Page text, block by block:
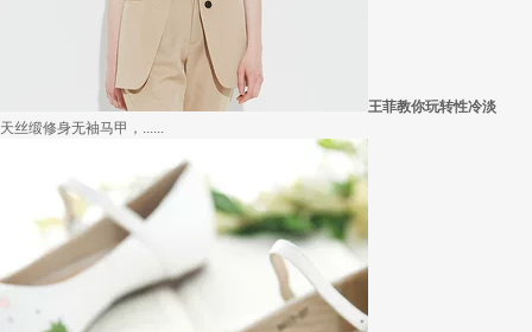
在买衣服的时候，我们会喜欢物美价廉的衣服，平常往往一件两三百的衣服，都